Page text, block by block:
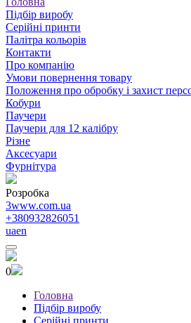
Підбір виробу
Серійні принти
Палітра кольорів
Контакти
Про компанію
Умови повернення товару
Положення про обробку і захист
Кобури
Паучери
Паучери для 12 калібру
Різне
Аксесуари
Фурнітура
Розробка
3www.com.ua
+380932826051
uaen
0
Головна
Підбір виробу
Серійні принти